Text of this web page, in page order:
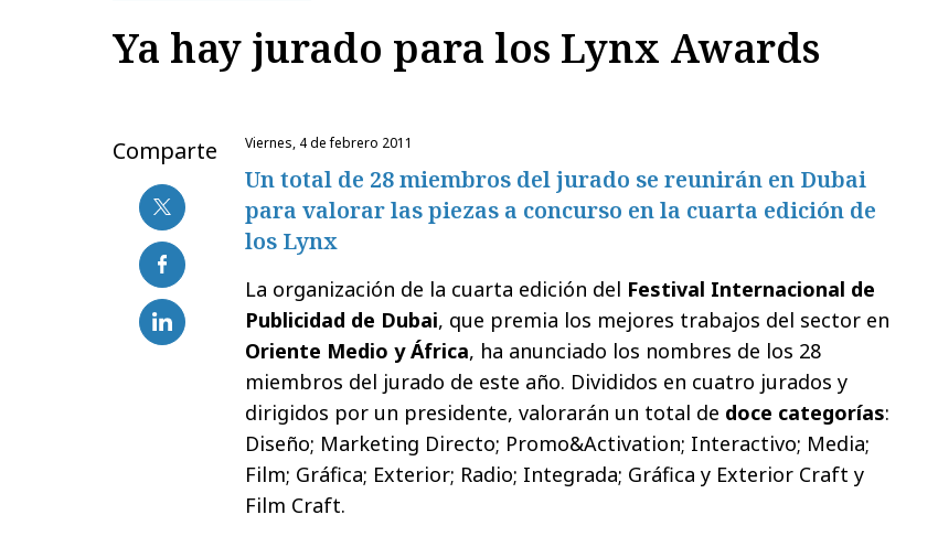
Ya hay jurado para los Lynx Awards
Comparte viernes, 4 de febrero 2011
Un total de 28 miembros del jurado se reunirán en Dubai
para valorar las piezas a concurso en la cuarta edición de
los Lynx
La organización de la cuarta edición del Festival Internacional de
Publicidad de Dubai, que premia los mejores trabajos del sector en
Oriente Medio y África, ha anunciado los nombres de los 28
miembros del jurado de este año. Divididos en cuatro jurados y
dirigidos por un presidente, valorarán un total de doce categorías:
Diseño; Marketing Directo; Promo&Activation; Interactivo; Media;
Film; Gráfica; Exterior; Radio; Integrada; Gráfica y Exterior Craft y
Film Craft.